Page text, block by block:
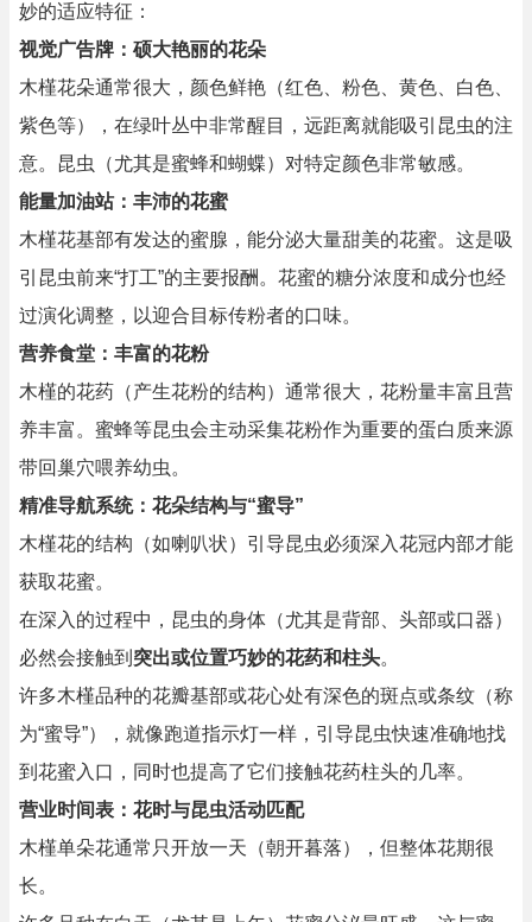
妙的适应特征：
视觉广告牌：硕大艳丽的花朵
木槿花朵通常很大，颜色鲜艳（红色、粉色、黄色、白色、
紫色等），在绿叶丛中非常醒目，远距离就能吸引昆虫的注
意。昆虫（尤其是蜜蜂和蝴蝶）对特定颜色非常敏感。
能量加油站：丰沛的花蜜
木槿花基部有发达的蜜腺，能分泌大量甜美的花蜜。这是吸
引昆虫前来“打工”的主要报酬。花蜜的糖分浓度和成分也经
过演化调整，以迎合目标传粉者的口味。
营养食堂：丰富的花粉
木槿的花药（产生花粉的结构）通常很大，花粉量丰富且营
养丰富。蜜蜂等昆虫会主动采集花粉作为重要的蛋白质来源
带回巢穴喂养幼虫。
精准导航系统：花朵结构与“蜜导”
木槿花的结构（如喇叭状）引导昆虫必须深入花冠内部才能
获取花蜜。
在深入的过程中，昆虫的身体（尤其是背部、头部或口器）
必然会接触到 突出或位置巧妙的花药和柱头。
许多木槿品种的花瓣基部或花心处有深色的斑点或条纹（称
为“蜜导”），就像跑道指示灯一样，引导昆虫快速准确地找
到花蜜入口，同时也提高了它们接触花药柱头的几率。
营业时间表：花时与昆虫活动匹配
木槿单朵花通常只开放一天（朝开暮落），但整体花期很
长。